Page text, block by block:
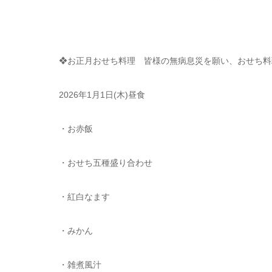
❖お正月おせち料理 皆様の無病息災を願い、おせち料
2026年1月1日(木)昼食
・お赤飯
・おせち五種盛り合わせ
・紅白なます
・みかん
・雑煮風汁